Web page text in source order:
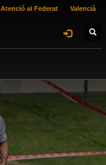
Atenció al Federat Valencià